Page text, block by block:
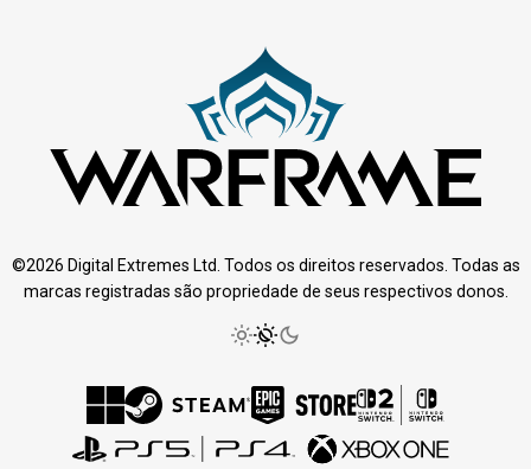
©2026 Digital Extremes Ltd. Todos os direitos reservados. Todas as
marcas registradas são propriedade de seus respectivos donos.